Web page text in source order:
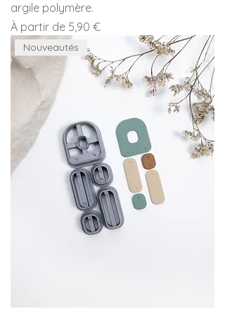
argile polymère.
À partir de 5,90 €
Prix promotionnel
Nouveautés